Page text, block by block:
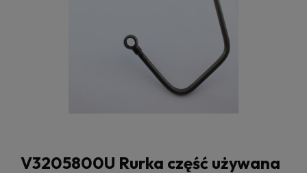
V3205800U Rurka część używana